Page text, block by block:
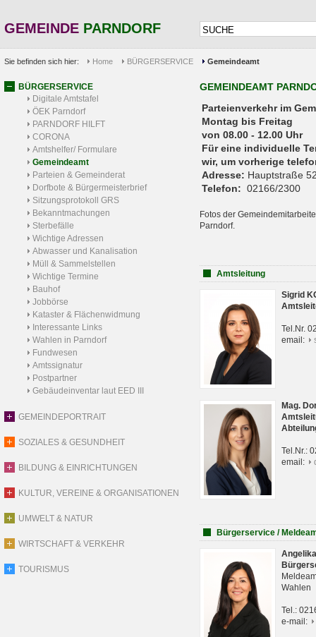
GEMEINDE PARNDORF
Sie befinden sich hier: Home BÜRGERSERVICE Gemeindeamt
BÜRGERSERVICE
Digitale Amtstafel
ÖEK Parndorf
PARNDORF HILFT
CORONA
Amtshelfer/ Formulare
Gemeindeamt
Parteien & Gemeinderat
Dorfbote & Bürgermeisterbrief
Sitzungsprotokoll GRS
Bekanntmachungen
Sterbefälle
Wichtige Adressen
Abwasser und Kanalisation
Müll & Sammelstellen
Wichtige Termine
Bauhof
Jobbörse
Kataster & Flächenwidmung
Interessante Links
Wahlen in Parndorf
Fundwesen
Amtssignatur
Postpartner
Gebäudeinventar laut EED III
GEMEINDEPORTRAIT
SOZIALES & GESUNDHEIT
BILDUNG & EINRICHTUNGEN
KULTUR, VEREINE & ORGANISATIONEN
UMWELT & NATUR
WIRTSCHAFT & VERKEHR
TOURISMUS
GEMEINDEAMT
Parteienverkehr
Montag bis Freitag
von 08.00 - 12.00 Uhr
Für eine individuelle
wir, um vorherige
Adresse: Hauptstraße
Telefon: 02166/2300
Fotos der
Parndorf.
Amtsleitung
Sigrid
Tel.Nr.
email:
Mag.
Tel.Nr.:
email:
Bürgerservice /
Wahlen
Tel.:
e-mail: